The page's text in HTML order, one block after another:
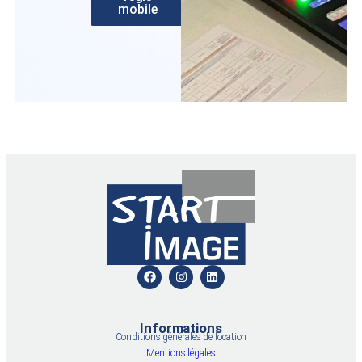
mobile
Informations
Conditions générales de location
Mentions légales